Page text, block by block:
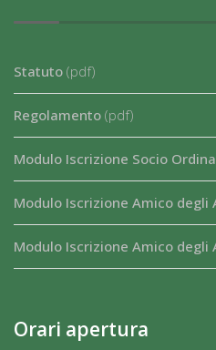
Statuto (pdf)
Regolamento (pdf)
Modulo Iscrizione Socio
Modulo Iscrizione Amico degli
Modulo Iscrizione Amico degli
Orari apertura